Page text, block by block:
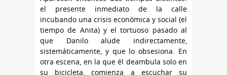
el presente inmediato de la calle
incubando una crisis económica y social (el
tiempo de Anita) y el tortuoso pasado al
que Danilo alude indirectamente,
sistemáticamente, y que lo obsesiona. En
otra escena, en la que él deambula solo en
su bicicleta, comienza a escuchar su